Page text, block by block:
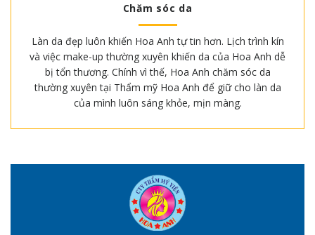
Chăm sóc da
Làn da đẹp luôn khiến Hoa Anh tự tin hơn. Lịch trình kín
và việc make-up thường xuyên khiến da của Hoa Anh dễ
bị tổn thương. Chính vì thế, Hoa Anh chăm sóc da
thường xuyên tại Thẩm mỹ Hoa Anh để giữ cho làn da
của mình luôn sáng khỏe, mịn màng.